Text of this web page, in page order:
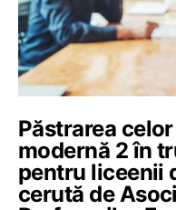
Păstrarea
modernă 2 în
pentru liceenii
cerută de